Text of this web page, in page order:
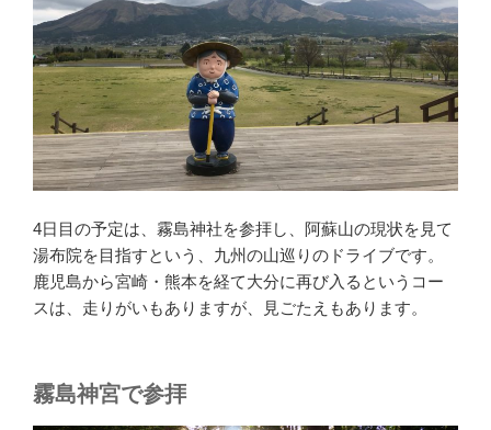
4日目の予定は、霧島神社を参拝し、阿蘇山の現状を見て
湯布院を目指すという、九州の山巡りのドライブです。
鹿児島から宮崎・熊本を経て大分に再び入るというコー
スは、走りがいもありますが、見ごたえもあります。
霧島神宮で参拝